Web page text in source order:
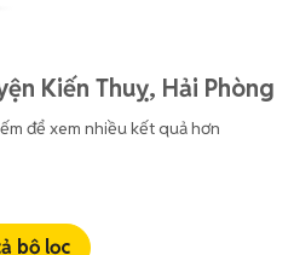
Kiến Thuỵ, Hải Phòng
để xem nhiều kết quả hơn
bộ lọc